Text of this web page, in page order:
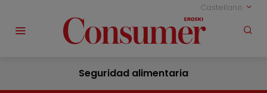
Castellano
Seguridad alimentaria